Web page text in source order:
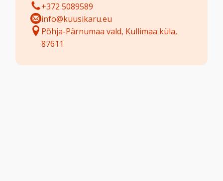
+372 5089589
info@kuusikaru.eu
Põhja-Pärnumaa vald, Kullimaa küla,
87611